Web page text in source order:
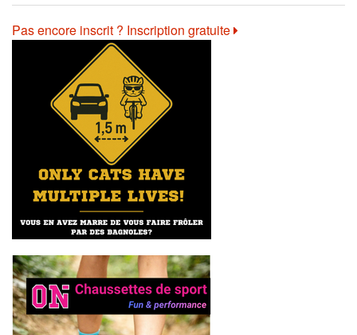
Pas encore inscrit ? Inscription gratuite